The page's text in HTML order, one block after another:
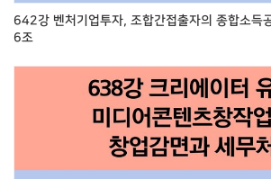
642강 벤처기업투자, 조합간접출자의 종합소득
6조